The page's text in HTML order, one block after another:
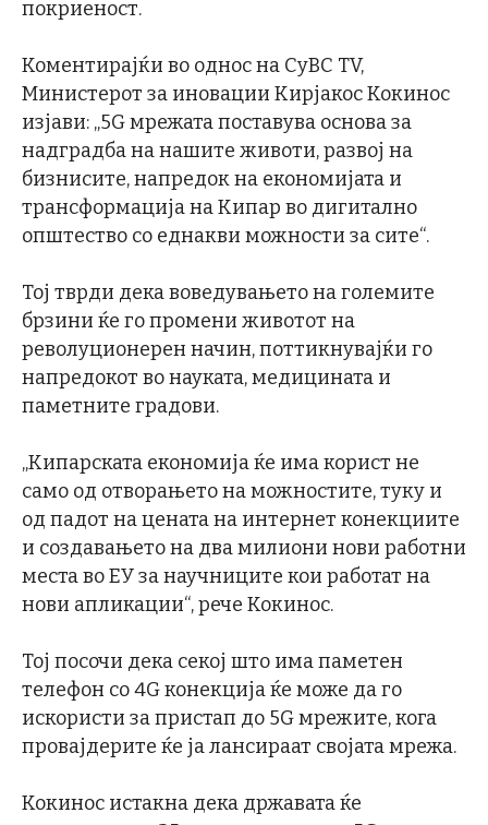
покриеност.
Коментирајќи во однос на CyBC TV,
Министерот за иновации Кирјакос Кокинос
изјави: „5G мрежата поставува основа за
надградба на нашите животи, развој на
бизнисите, напредок на економијата и
трансформација на Кипар во дигитално
општество со еднакви можности за сите“.
Тој тврди дека воведувањето на големите
брзини ќе го промени животот на
револуционерен начин, поттикнувајќи го
напредокот во науката, медицината и
паметните градови.
„Кипарската економија ќе има корист не
само од отворањето на можностите, туку и
од падот на цената на интернет конекциите
и создавањето на два милиони нови работни
места во ЕУ за научниците кои работат на
нови апликации“, рече Кокинос.
Тој посочи дека секој што има паметен
телефон со 4G конекција ќе може да го
искористи за пристап до 5G мрежите, кога
провајдерите ќе ја лансираат својата мрежа.
Кокинос истакна дека државата ќе